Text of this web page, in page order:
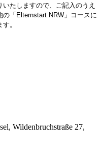
たしますので、ご記入のうえ
の「Elternstart NRW」コースに
。
Wildenbruchstraße 27,